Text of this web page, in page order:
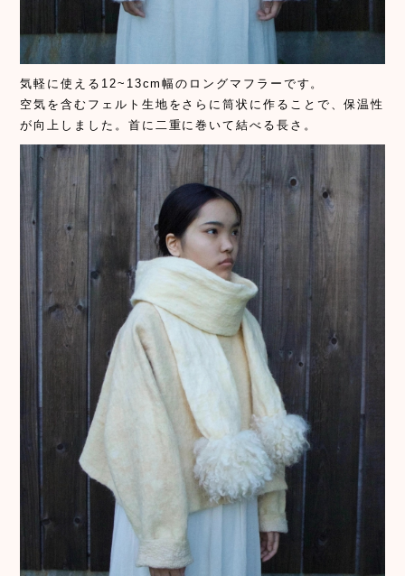
気軽に使える12~13cm幅のロングマフラーです。
空気を含むフェルト生地をさらに筒状に作ることで、保温性
が向上しました。首に二重に巻いて結べる長さ。